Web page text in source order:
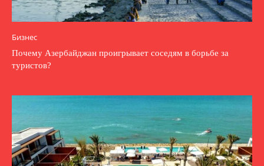
Бизнес
Почему Азербайджан проигрывает соседям в борьбе за
туристов?